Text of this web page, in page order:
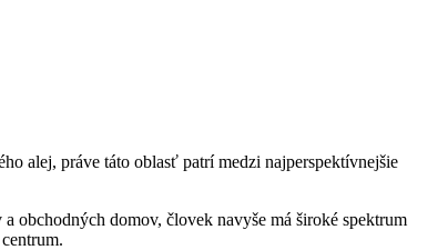
alej, práve táto oblasť patrí medzi najperspektívnejšie
obchodných domov, človek navyše má široké spektrum